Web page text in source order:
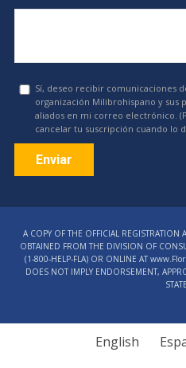
Sí, deseo recibir comunicaciones
organización Milibrohispano y sus
aliados en mi correo electrónico.
cancelar tu suscripción cuando lo
Use.
Please
leave
A COPY OF THE OFFICIAL
OBTAINED FROM THE DIVISION OF
(1‑800‑HELP‑FLA) OR ONLINE AT
DOES NOT IMPLY ENDORSEMENT,
English